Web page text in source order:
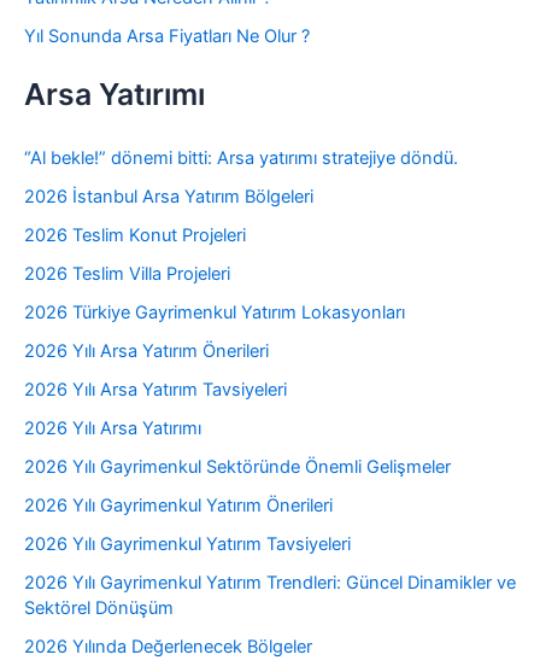
Yıl Sonunda Arsa Fiyatları Ne Olur ?
Arsa Yatırımı
“Al bekle!” dönemi bitti: Arsa yatırımı stratejiye döndü.
2026 İstanbul Arsa Yatırım Bölgeleri
2026 Teslim Konut Projeleri
2026 Teslim Villa Projeleri
2026 Türkiye Gayrimenkul Yatırım Lokasyonları
2026 Yılı Arsa Yatırım Önerileri
2026 Yılı Arsa Yatırım Tavsiyeleri
2026 Yılı Arsa Yatırımı
2026 Yılı Gayrimenkul Sektöründe Önemli Gelişmeler
2026 Yılı Gayrimenkul Yatırım Önerileri
2026 Yılı Gayrimenkul Yatırım Tavsiyeleri
2026 Yılı Gayrimenkul Yatırım Trendleri: Güncel Dinamikler ve
Sektörel Dönüşüm
2026 Yılında Değerlenecek Bölgeler